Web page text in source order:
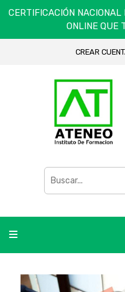
CERTIFICACIÓN
ONLINE QUE
CREAR